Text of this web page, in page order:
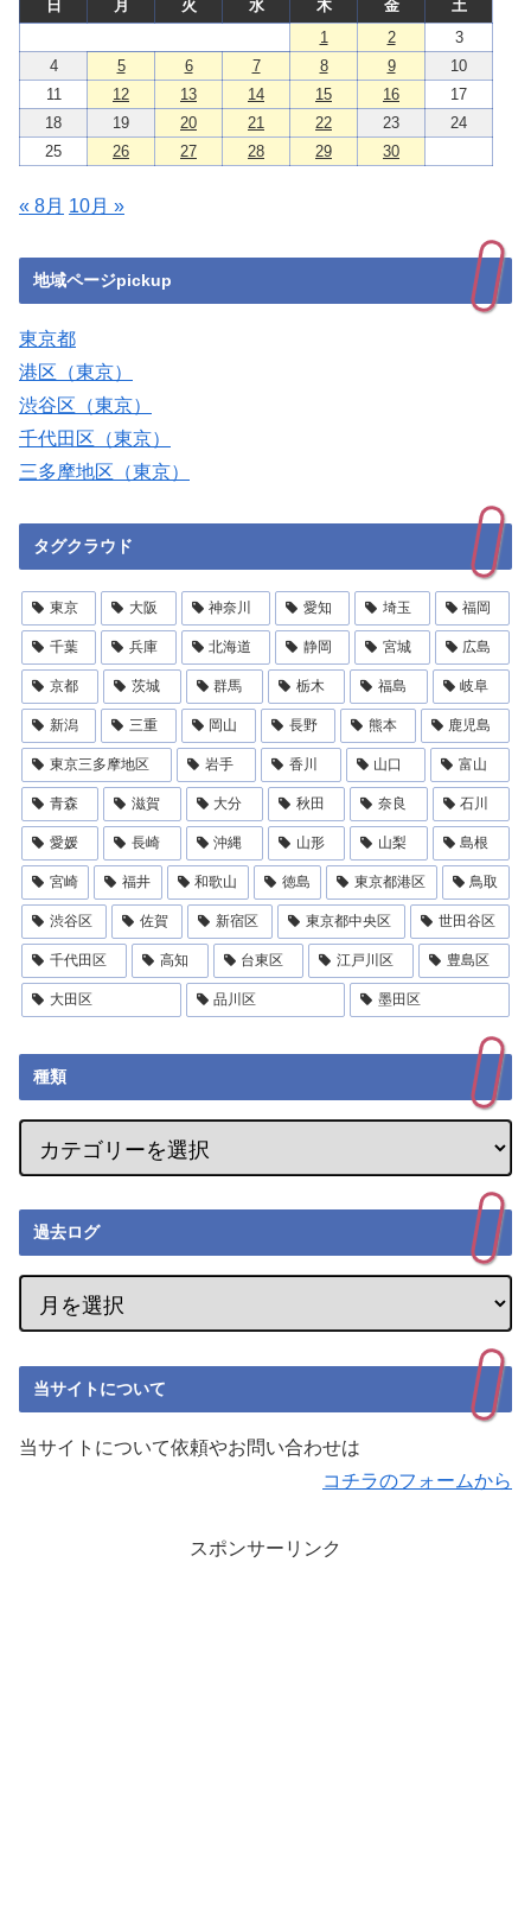
日 月 火 水 木 金
土
1
2
3
4
5 6 7 8 9
10
11
12 13 14 15 16
17
18
19 20 21 22 23
24
25
26 27 28 29 30
« 8月 10月 »
地域ページpickup
東京都
港区（東京）
渋谷区（東京）
千代田区（東京）
三多摩地区（東京）
タグクラウド
東京 大阪 神奈川 愛知 埼玉 福岡
千葉 兵庫 北海道 静岡 宮城 広島
京都 茨城 群馬 栃木 福島 岐阜
新潟 三重 岡山 長野 熊本 鹿児島
東京三多摩地区 岩手 香川 山口 富山
青森 滋賀 大分 秋田 奈良 石川
愛媛 長崎 沖縄 山形 山梨 島根
宮崎 福井 和歌山 徳島 東京都港区 鳥取
渋谷区 佐賀 新宿区 東京都中央区 世田谷区
千代田区 高知 台東区 江戸川区 豊島区
大田区 品川区 墨田区
種類
過去ログ
当サイトについて
当サイトについて依頼やお問い合わせは
コチラのフォームから
スポンサーリンク